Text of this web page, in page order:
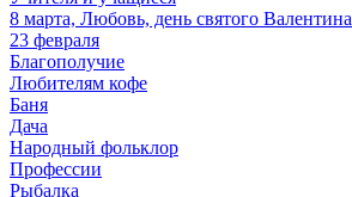
8 марта, Любовь, день святого Валентина
23 февраля
Благополучие
Любителям кофе
Баня
Дача
Народный фольклор
Профессии
Рыбалка